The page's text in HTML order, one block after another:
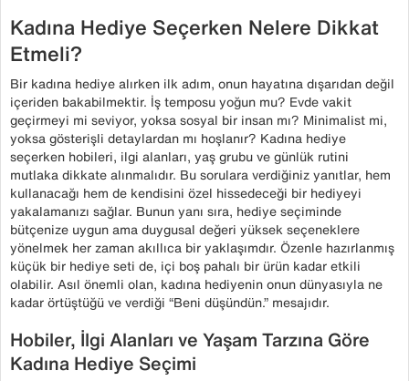
Kadına Hediye Seçerken Nelere Dikkat
Etmeli?
Bir kadına hediye alırken ilk adım, onun hayatına dışarıdan değil
içeriden bakabilmektir. İş temposu yoğun mu? Evde vakit
geçirmeyi mi seviyor, yoksa sosyal bir insan mı? Minimalist mi,
yoksa gösterişli detaylardan mı hoşlanır? Kadına hediye
seçerken hobileri, ilgi alanları, yaş grubu ve günlük rutini
mutlaka dikkate alınmalıdır. Bu sorulara verdiğiniz yanıtlar, hem
kullanacağı hem de kendisini özel hissedeceği bir hediyeyi
yakalamanızı sağlar. Bunun yanı sıra, hediye seçiminde
bütçenize uygun ama duygusal değeri yüksek seçeneklere
yönelmek her zaman akıllıca bir yaklaşımdır. Özenle hazırlanmış
küçük bir hediye seti de, içi boş pahalı bir ürün kadar etkili
olabilir. Asıl önemli olan, kadına hediyenin onun dünyasıyla ne
kadar örtüştüğü ve verdiği “Beni düşündün.” mesajıdır.
Hobiler, İlgi Alanları ve Yaşam Tarzına Göre
Kadına Hediye Seçimi